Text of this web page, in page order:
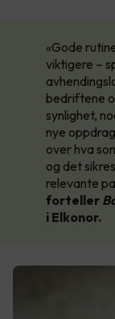
«Gode
viktigere –
bedriftene
synlighet,
nye
over hva
og det
relevante
forteller
i Elkonor.